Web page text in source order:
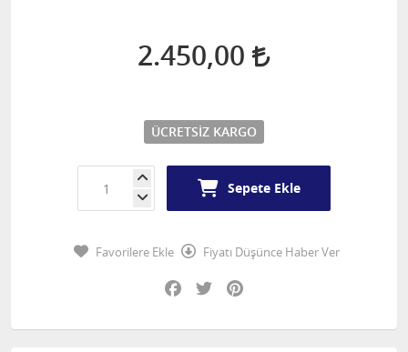
2.450,00
ÜCRETSIZ KARGO
Sepete Ekle
Favorilere Ekle
Fiyatı Düşünce Haber Ver
Facebook
Twitter